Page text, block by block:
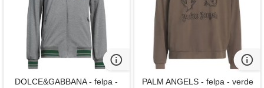
DOLCE&GABBANA - felpa -
PALM ANGELS - felpa - verde